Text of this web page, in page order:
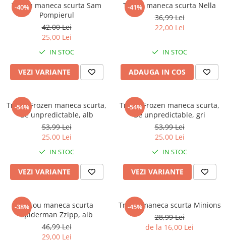
-40%
Tricou maneca scurta Sam
Pompierul
42,00 Lei
25,00 Lei
IN STOC
VEZI VARIANTE
-41%
Tricou maneca scurta Nella
36,99 Lei
22,00 Lei
IN STOC
ADAUGA IN COS
-54%
Tricou Frozen maneca scurta,
Be unpredictable, alb
53,99 Lei
25,00 Lei
IN STOC
VEZI VARIANTE
-54%
Tricou Frozen maneca scurta,
Be unpredictable, gri
53,99 Lei
25,00 Lei
IN STOC
VEZI VARIANTE
-38%
Tricou maneca scurta
Spiderman Zzipp, alb
46,99 Lei
29,00 Lei
-45%
Tricou maneca scurta Minions
28,99 Lei
de la 16,00 Lei